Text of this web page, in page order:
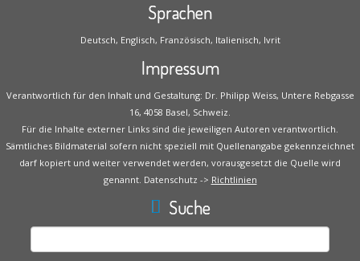
Sprachen
Deutsch, Englisch, Französisch, Italienisch, Ivrit
Impressum
Verantwortlich für den Inhalt und Gestaltung: Dr. Philipp Weiss, Untere Rebgasse
16, 4058 Basel, Schweiz.
Für die Inhalte externer Links sind die jeweiligen Autoren verantwortlich.
Sämtliches Bildmaterial sofern nicht speziell mit Quellenangabe gekennzeichnet
darf kopiert und weiter verwendet werden, vorausgesetzt die Quelle wird
genannt. Datenschutz -> Richtlinien
Suche